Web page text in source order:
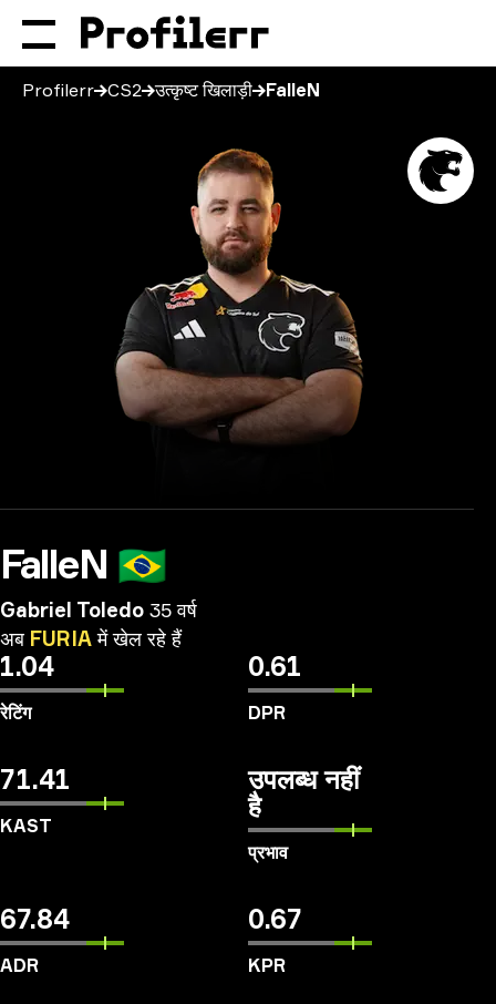
Profilerr CS2 उत्कृष्ट खिलाड़ी FalleN
FalleN 🇧🇷
Gabriel Toledo 35 वर्ष
अब FURIA में खेल रहे हैं
1.04
रेटिंग
0.61
DPR
71.41
KAST
उपलब्ध नहीं
है
प्रभाव
67.84
ADR
0.67
KPR